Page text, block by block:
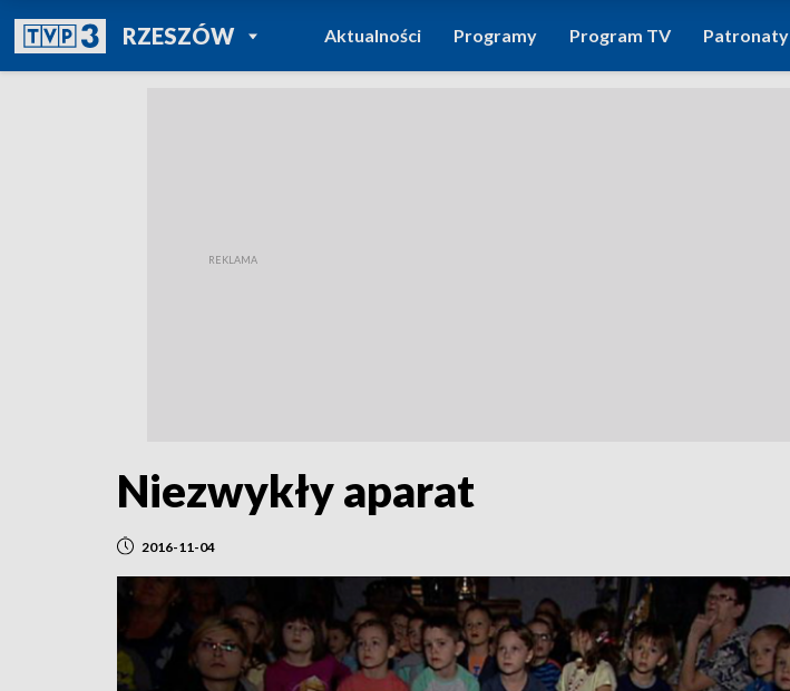
RZESZÓWPOWRÓT DO
TVP REGIONY
Aktualności Programy Program TV Patronaty
Niezwykły aparat
2016-11-04